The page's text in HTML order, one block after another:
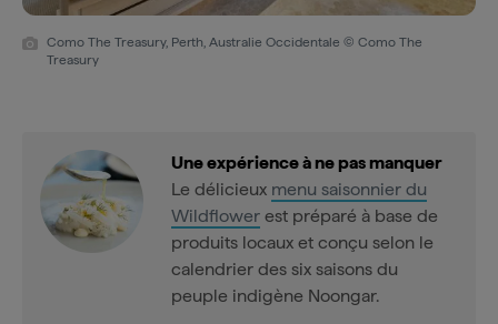
Como The Treasury, Perth, Australie Occidentale © Como The
Treasury
Une expérience à ne pas manquer
Le délicieux menu saisonnier du
Wildflower est préparé à base de
produits locaux et conçu selon le
calendrier des six saisons du
peuple indigène Noongar.